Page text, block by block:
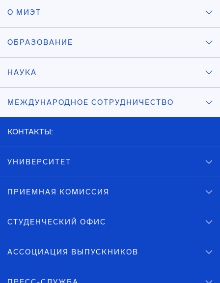
О МИЭТ
ОБРАЗОВАНИЕ
НАУКА
МЕЖДУНАРОДНОЕ СОТРУДНИЧЕСТВО
КОНТАКТЫ:
УНИВЕРСИТЕТ
ПРИЕМНАЯ КОМИССИЯ
СТУДЕНЧЕСКИЙ ОФИС
АССОЦИАЦИЯ ВЫПУСКНИКОВ